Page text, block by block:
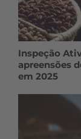
Inspeção
apreensões
em 2025